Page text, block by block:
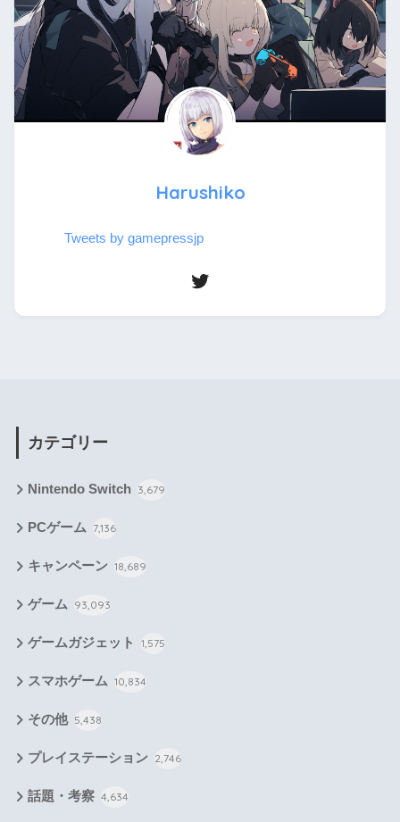
Harushiko
Tweets by gamepressjp
カテゴリー
Nintendo Switch 3,679
PCゲーム 7,136
キャンペーン 18,689
ゲーム 93,093
ゲームガジェット 1,575
スマホゲーム 10,834
その他 5,438
プレイステーション 2,746
話題・考察 4,634